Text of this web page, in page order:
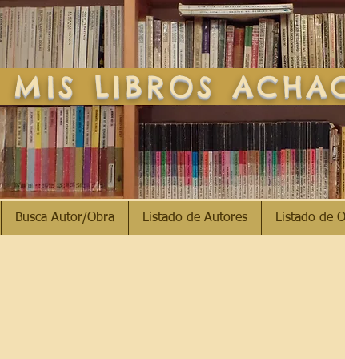
MIS LIBROS
Busca Autor/Obra Listado de Autores Listado de